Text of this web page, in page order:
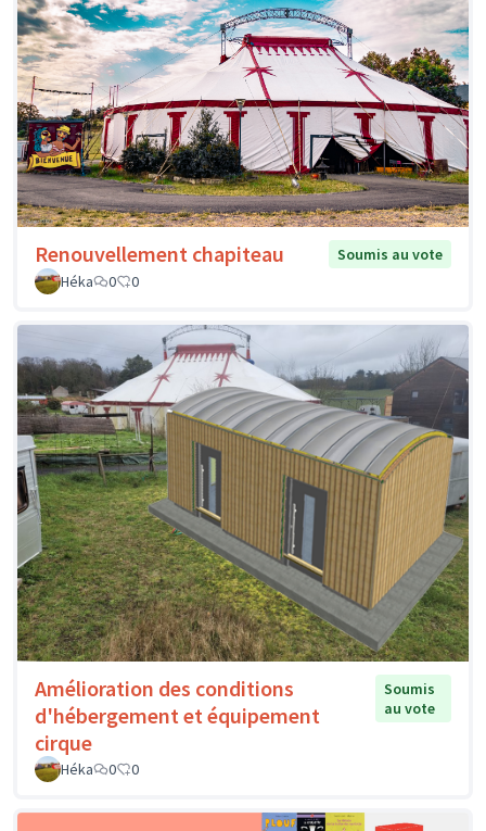
Renouvellement chapiteau
Soumis au vote
Héka
0 0
Amélioration des conditions
d'hébergement et équipement
cirque
Soumis
au vote
Héka 0 0